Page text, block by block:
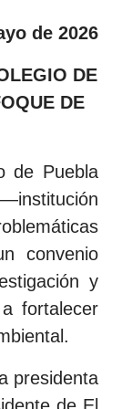
de 2026
DE
DE
de Puebla
convenio
y
fortalecer
presidenta